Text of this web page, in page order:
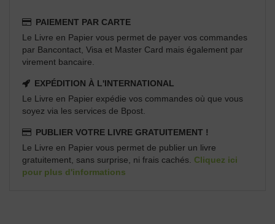
PAIEMENT PAR CARTE
Le Livre en Papier vous permet de payer vos commandes
par Bancontact, Visa et Master Card mais également par
virement bancaire.
EXPÉDITION À L'INTERNATIONAL
Le Livre en Papier expédie vos commandes où que vous
soyez via les services de Bpost.
PUBLIER VOTRE LIVRE GRATUITEMENT !
Le Livre en Papier vous permet de publier un livre
gratuitement, sans surprise, ni frais cachés. Cliquez ici
pour plus d'informations